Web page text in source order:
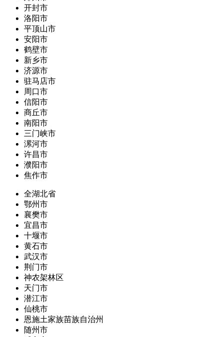
开封市
洛阳市
平顶山市
安阳市
鹤壁市
新乡市
济源市
驻马店市
周口市
信阳市
商丘市
南阳市
三门峡市
漯河市
许昌市
濮阳市
焦作市
全湖北省
鄂州市
襄樊市
宜昌市
十堰市
黄石市
武汉市
荆门市
神农架林区
天门市
潜江市
仙桃市
恩施土家族苗族自治州
随州市